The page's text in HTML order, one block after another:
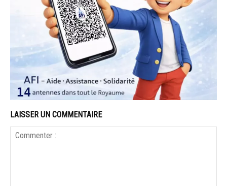
LAISSER UN COMMENTAIRE